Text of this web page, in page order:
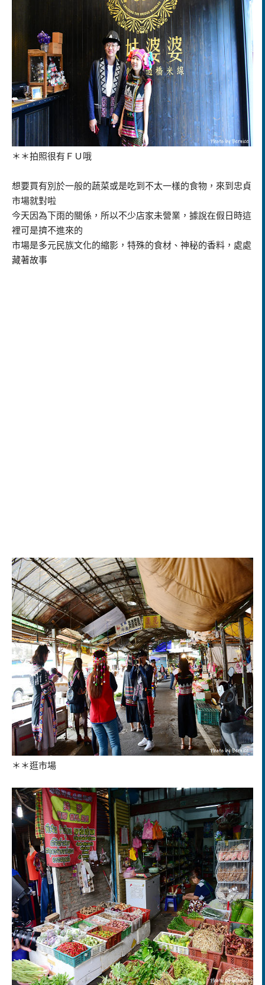
＊＊拍照很有ＦＵ哦
想要買有別於一般的蔬菜或是吃到不太一樣的食物，來到忠貞
市場就對啦
今天因為下雨的關係，所以不少店家未營業，據說在假日時這
裡可是擠不進來的
市場是多元民族文化的縮影，特殊的食材、神秘的香料，處處
藏著故事
＊＊逛市場